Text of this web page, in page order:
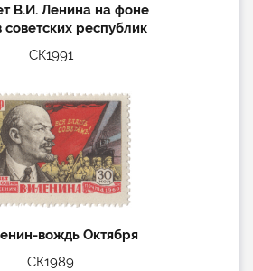
В.И. Ленина на фоне
советских республик
СК1991
вождь Октября
СК1989